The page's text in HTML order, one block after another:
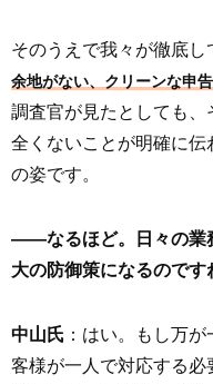
そのうえで我々が徹底し
余地がない、クリーンな申
調査官が見たとしても
全くないことが明確に
の姿です。
――なるほど。日々の業
大の防御策になるのです
中山氏 ：はい。もし万
客様が一人で対応する必